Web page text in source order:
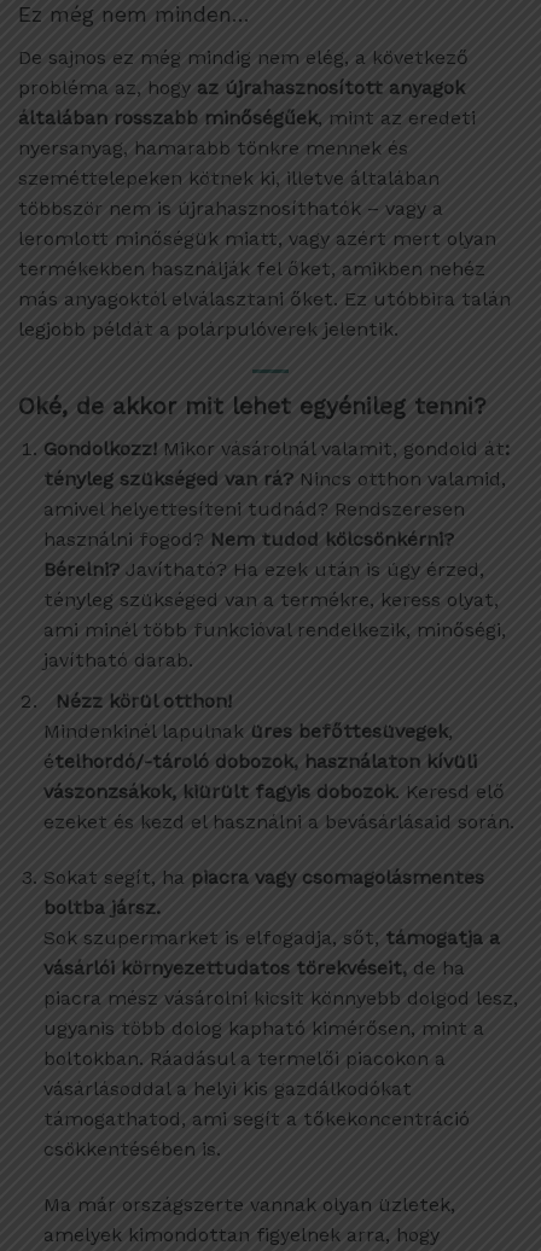
Ez még nem minden…
De sajnos ez még mindig nem elég, a következő
probléma az, hogy az újrahasznosított anyagok
általában rosszabb minőségűek, mint az eredeti
nyersanyag, hamarabb tönkre mennek és
szeméttelepeken kötnek ki, illetve általában
többször nem is újrahasznosíthatók – vagy a
leromlott minőségük miatt, vagy azért mert olyan
termékekben használják fel őket, amikben nehéz
más anyagoktól elválasztani őket. Ez utóbbira talán
legjobb példát a polárpulóverek jelentik.
Oké, de akkor mit lehet egyénileg tenni?
Gondolkozz!Mikor vásárolnál valamit, gondold át:
tényleg szükséged van rá?Nincs otthon valamid,
amivel helyettesíteni tudnád? Rendszeresen
használni fogod? Nem tudod kölcsönkérni?
Bérelni?Javítható? Ha ezek után is úgy érzed,
tényleg szükséged van a termékre, keress olyat,
ami minél több funkcióval rendelkezik, minőségi,
javítható darab.
Nézz körül otthon!
Mindenkinél lapulnak üres befőttesüvegek,
ételhordó/-tároló dobozok, használaton kívüli
vászonzsákok, kiürült fagyis dobozok. Keresd elő
ezeket és kezd el használni a bevásárlásaid során.
Sokat segít, ha piacra vagy csomagolásmentes
boltba jársz.
Sok szupermarket is elfogadja, sőt, támogatja a
vásárlói környezettudatos törekvéseit,de ha
piacra mész vásárolni kicsit könnyebb dolgod lesz,
ugyanis több dolog kapható kimérősen, mint a
boltokban. Ráadásul a termelői piacokon a
vásárlásoddal a helyi kis gazdálkodókat
támogathatod, ami segít a tőkekoncentráció
csökkentésében is.
Ma már országszerte vannak olyan üzletek,
amelyek kimondottan figyelnek arra, hogy